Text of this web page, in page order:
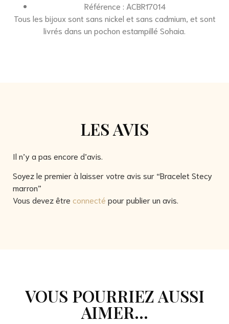
Référence : ACBR17014
Tous les bijoux sont sans nickel et sans cadmium, et sont
livrés dans un pochon estampillé Sohaia.
LES AVIS
Il n’y a pas encore d’avis.
Soyez le premier à laisser votre avis sur “Bracelet Stecy
marron”
Vous devez être connecté pour publier un avis.
VOUS POURRIEZ AUSSI
AIMER...